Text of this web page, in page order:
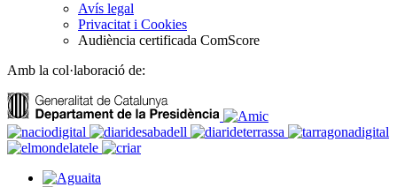
Avís legal
Privacitat i Cookies
Audiència certificada ComScore
Amb la col·laboració de: